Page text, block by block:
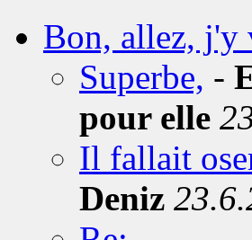
Bon, allez, j'y
Superbe, -
pour elle
Il fallait
Deniz